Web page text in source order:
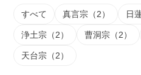
すべて 真言宗（2） 日
浄土宗（2） 曹洞宗（2）
天台宗（2）